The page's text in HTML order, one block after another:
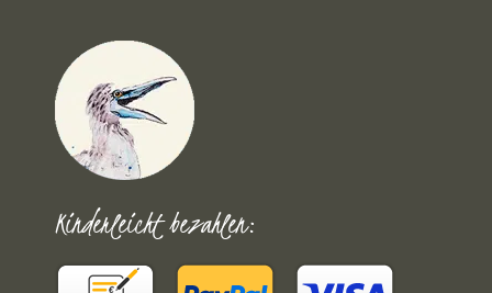
Kinderleicht bezahlen: